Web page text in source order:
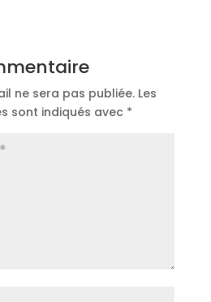
ne sera pas publiée. Les
sont indiqués avec *